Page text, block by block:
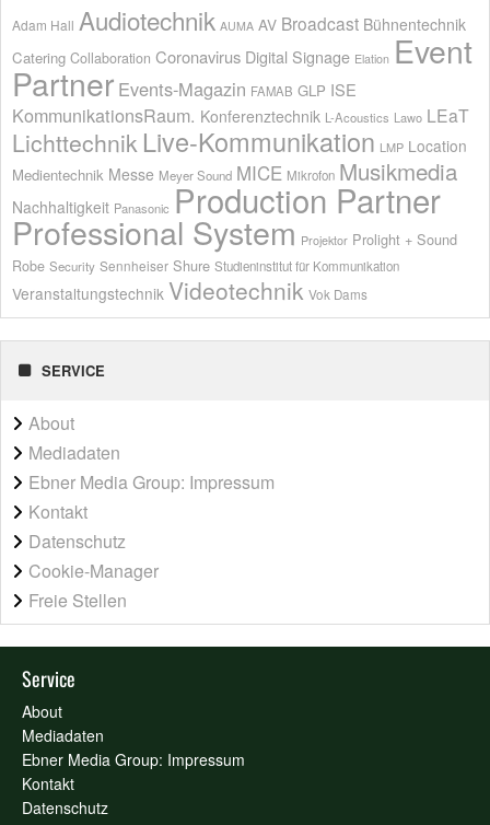
Adam Hall Audiotechnik AUMA AV Broadcast Bühnentechnik
Catering Collaboration Coronavirus Digital Signage Elation Event
Partner Events-Magazin FAMAB GLP ISE
KommunikationsRaum. Konferenztechnik L-Acoustics Lawo LEaT
Lichttechnik Live-Kommunikation LMP Location
Medientechnik Messe Meyer Sound MICE Mikrofon Musikmedia
Nachhaltigkeit Panasonic Production Partner
Professional System Projektor Prolight + Sound
Robe Security Sennheiser Shure Studieninstitut für Kommunikation
Veranstaltungstechnik Videotechnik Vok Dams
SERVICE
About
Mediadaten
Ebner Media Group: Impressum
Kontakt
Datenschutz
Cookie-Manager
Freie Stellen
Service
About
Mediadaten
Ebner Media Group: Impressum
Kontakt
Datenschutz